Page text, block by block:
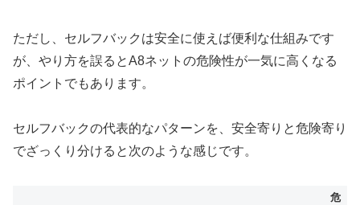
ただし、セルフバックは安全に使えば便利な仕組みです
が、やり方を誤るとA8ネットの危険性が一気に高くなる
ポイントでもあります。
セルフバックの代表的なパターンを、安全寄りと危険寄り
でざっくり分けると次のような感じです。
危